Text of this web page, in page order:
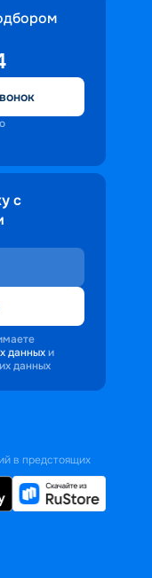
с
данных и
данных
в предстоящих